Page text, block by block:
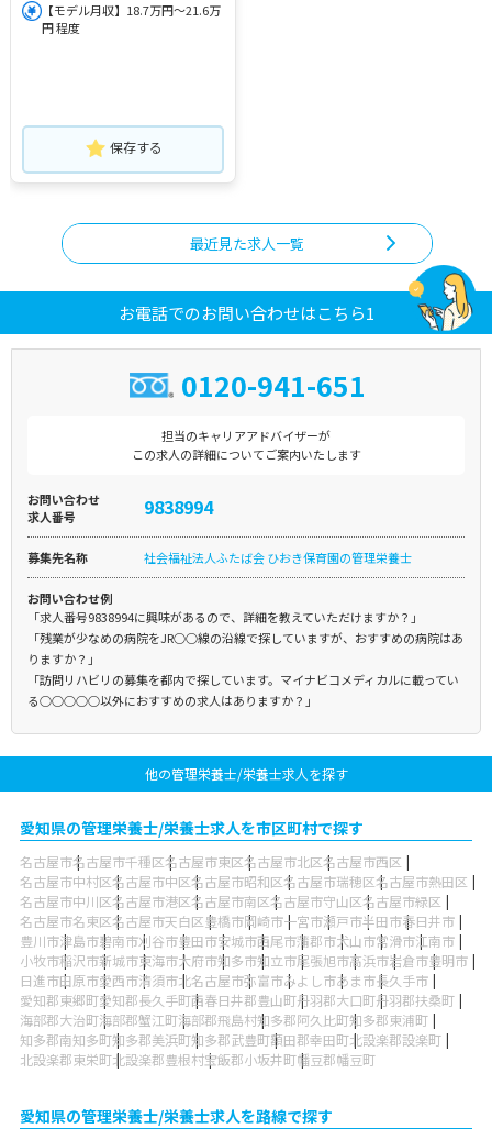
【モデル月収】18.7万円～21.6万
円 程度
保存する
最近見た求人一覧
お電話でのお問い合わせはこちら1
0120-941-651
担当のキャリアアドバイザーが
この求人の詳細についてご案内いたします
お問い合わせ
求人番号
9838994
募集先名称 社会福祉法人ふたば会 ひおき保育園の管理栄養士
お問い合わせ例
「求人番号9838994に興味があるので、詳細を教えていただけますか？」
「残業が少なめの病院をJR○○線の沿線で探していますが、おすすめの病院はあ
りますか？」
「訪問リハビリの募集を都内で探しています。マイナビコメディカルに載ってい
る○○○○○以外におすすめの求人はありますか？」
他の管理栄養士/栄養士求人を探す
愛知県の管理栄養士/栄養士求人を市区町村で探す
名古屋市名古屋市千種区名古屋市東区名古屋市北区名古屋市西区
名古屋市中村区名古屋市中区名古屋市昭和区名古屋市瑞穂区名古屋市熱田区
名古屋市中川区名古屋市港区名古屋市南区名古屋市守山区名古屋市緑区
名古屋市名東区名古屋市天白区豊橋市岡崎市一宮市瀬戸市半田市春日井市
豊川市津島市碧南市刈谷市豊田市安城市西尾市蒲郡市犬山市常滑市江南市
小牧市稲沢市新城市東海市大府市知多市知立市尾張旭市高浜市岩倉市豊明市
日進市田原市愛西市清須市北名古屋市弥富市みよし市あま市長久手市
愛知郡東郷町愛知郡長久手町西春日井郡豊山町丹羽郡大口町丹羽郡扶桑町
海部郡大治町海部郡蟹江町海部郡飛島村知多郡阿久比町知多郡東浦町
知多郡南知多町知多郡美浜町知多郡武豊町額田郡幸田町北設楽郡設楽町
北設楽郡東栄町北設楽郡豊根村宝飯郡小坂井町幡豆郡幡豆町
愛知県の管理栄養士/栄養士求人を路線で探す